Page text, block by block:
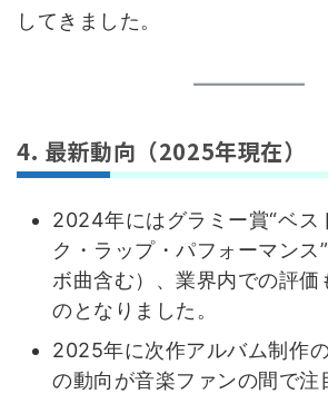
してきました。
4. 最新動向（2025年現在）
2024年にはグラミー賞“ベス
ク・ラップ・パフォーマンス
ボ曲含む）、業界内での評価
のとなりました。
2025年に次作アルバム制作
の動向が音楽ファンの間で注